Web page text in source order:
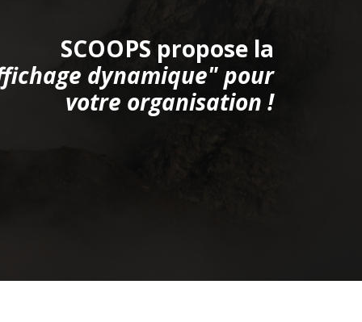
SCOOPS propose la
dynamique" pour
votre organisation !